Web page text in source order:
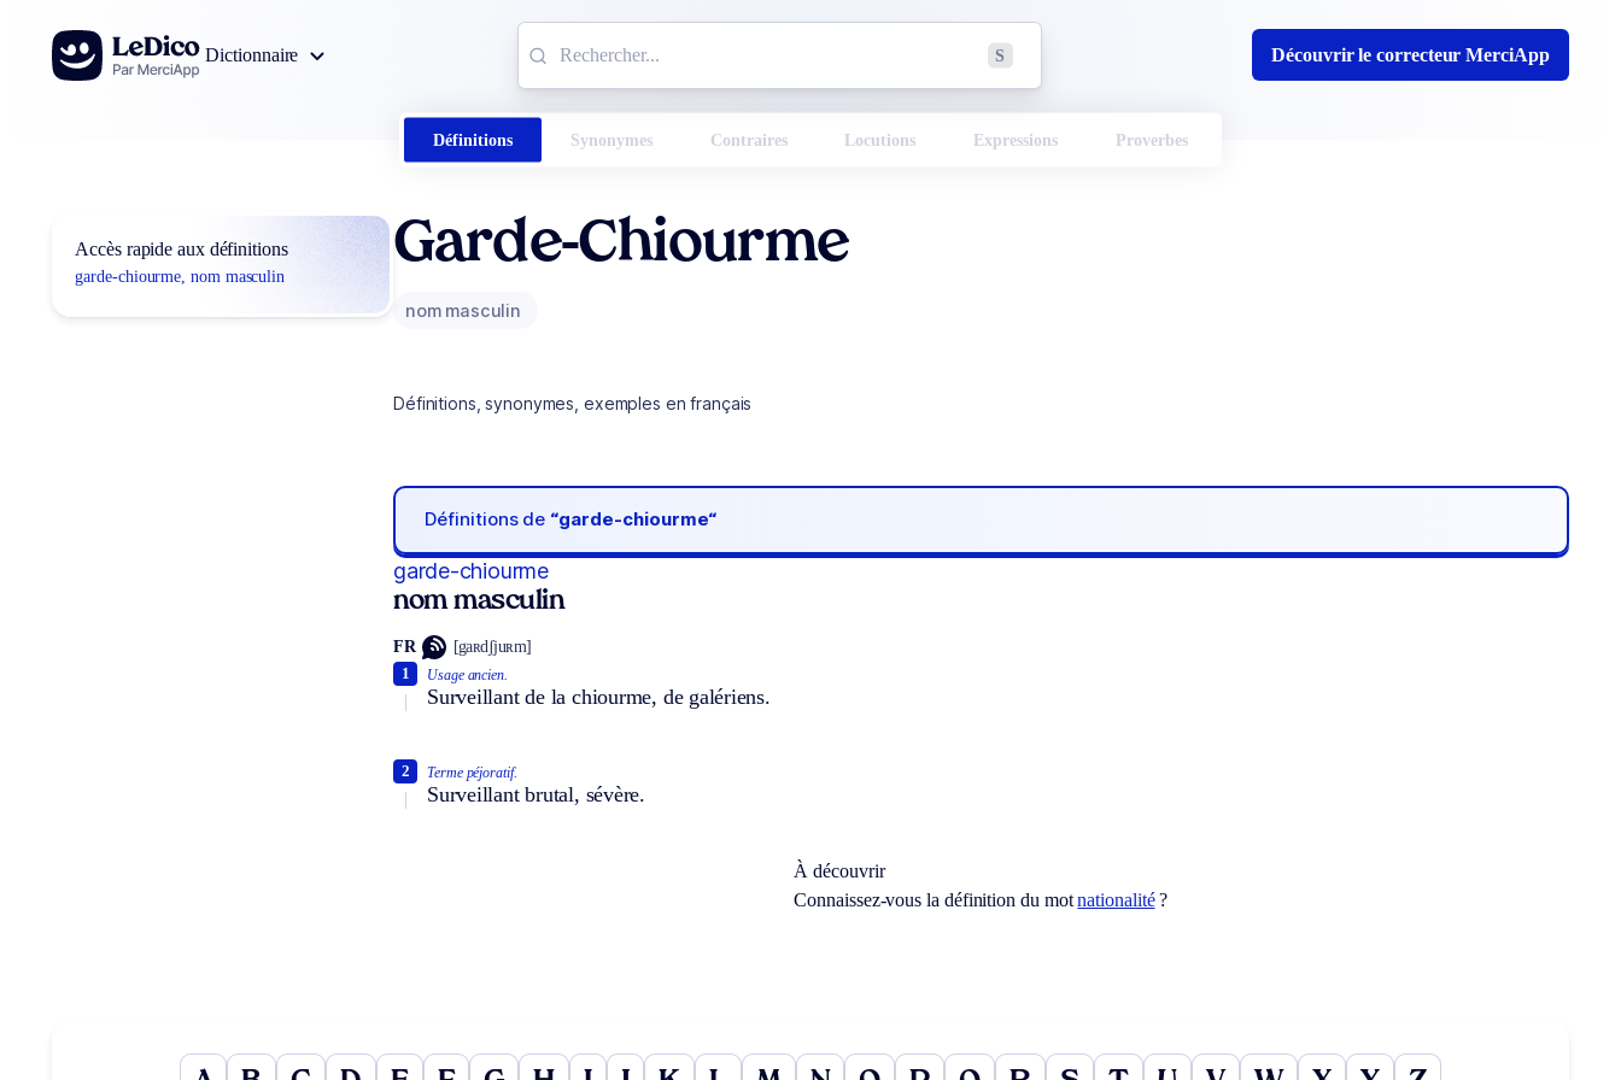
Aller au contenu
Dictionnaire
S Découvrir le correcteur MerciApp
Définitions Synonymes Contraires Locutions Expressions Proverbes
Accès rapide aux définitions
garde-chiourme, nom masculin
Garde-Chiourme
nom masculin
Définitions, synonymes, exemples en français
Définitions de “garde-chiourme“
garde-chiourme
nom masculin
FR [gaʀdʃjuʀm]
Usage ancien.
Surveillant de la chiourme, de galériens.
1
Terme péjoratif.
Surveillant brutal, sévère.
2
À découvrir
Connaissez-vous la définition du motnationalité?